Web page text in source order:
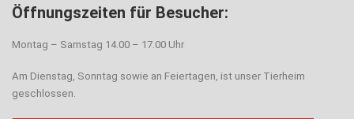
Öffnungszeiten für Besucher:
Montag – Samstag 14.00 – 17.00 Uhr
Am Dienstag, Sonntag sowie an Feiertagen, ist unser Tierheim
geschlossen.